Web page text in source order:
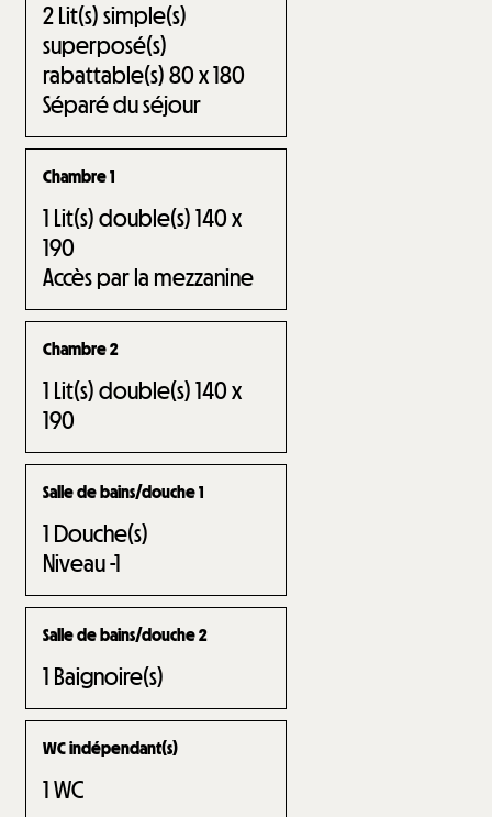
2Lit(s) simple(s)
superposé(s)
rabattable(s) 80 x 180
Séparé du séjour
Chambre 1
1 Lit(s) double(s) 140 x
190
Accès par la mezzanine
Chambre 2
1 Lit(s) double(s) 140 x
190
Salle de bains/douche 1
1 Douche(s)
Niveau -1
Salle de bains/douche 2
1 Baignoire(s)
WC indépendant(s)
1WC